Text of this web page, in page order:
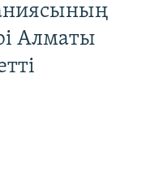
Алматы